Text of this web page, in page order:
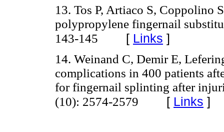
13. Tos P, Artiaco S, Coppolino
polypropylene fingernail
143-145 [ Links ]
14. Weinand C, Demir E,
complications in 400 patients
for fingernail splinting after
(10): 2574-2579 [ Links ]